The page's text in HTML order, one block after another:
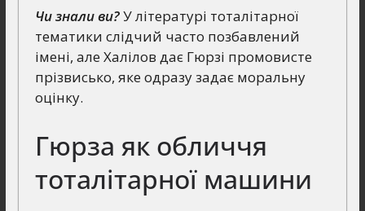
Чи знали ви?У літературі тоталітарної
тематики слідчий часто позбавлений
імені, але Халілов дає Гюрзі промовисте
прізвисько, яке одразу задає моральну
оцінку.
Гюрза як обличчя
тоталітарної машини